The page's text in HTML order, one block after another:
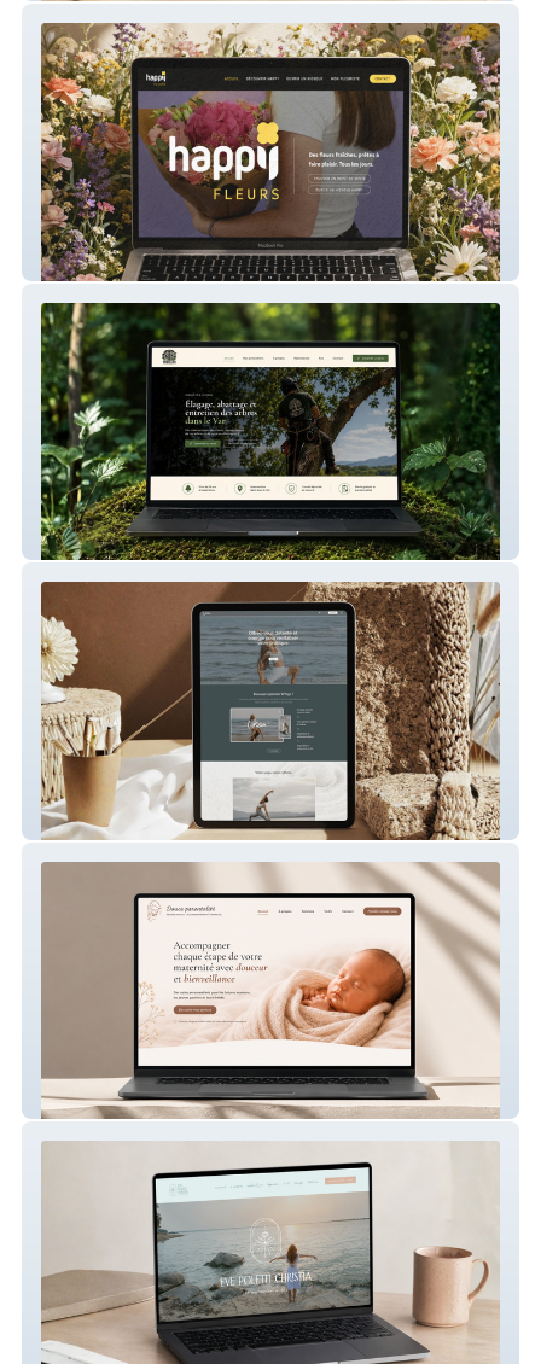
Happy Fleurs – Création de site vitrine
Treelife – Site internet pour un élagueur
WYoga – Plateforme de cours de yoga en
ligne
Douce parentalité – Site internet périnatal
Eve Poletti Christia – Site internet de